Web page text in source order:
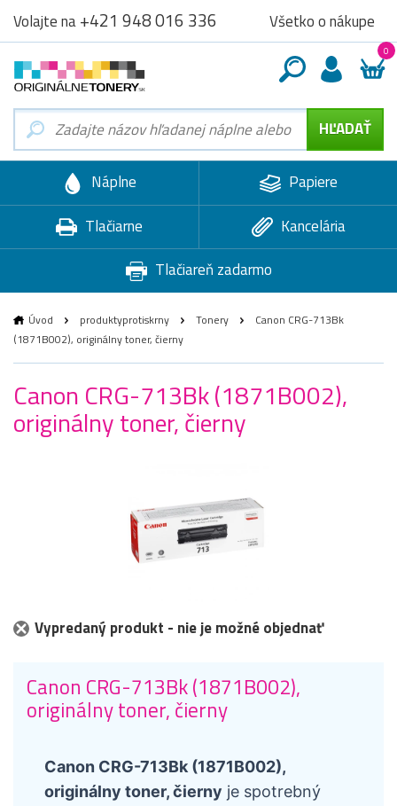
Volajte na+421 948 016 336 Všetko o nákupe
0
Náplne
Papiere
Tlačiarne
Kancelária
Tlačiareň zadarmo
Úvod produktyprotiskrny Tonery
Canon CRG-713Bk
(1871B002), originálny toner, čierny
Canon CRG-713Bk (1871B002),
originálny toner, čierny
Vypredaný produkt - nie je možné objednať
Canon CRG-713Bk (1871B002),
originálny toner, čierny
Canon CRG-713Bk (1871B002),
originálny toner, čierny je spotrebný